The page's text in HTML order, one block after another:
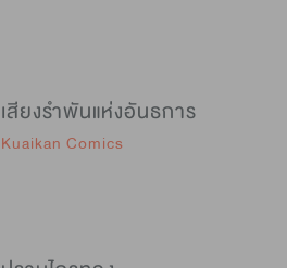
เสียงรำพันแห่งอันธการ
Kuaikan Comics